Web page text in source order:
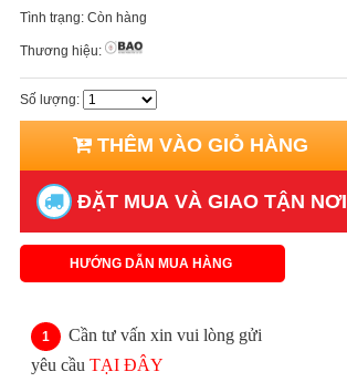
Tình trạng: Còn hàng
Thương hiệu:
Số lượng:
THÊM VÀO GIỎ HÀNG
ĐẶT MUA VÀ GIAO TẬN NƠI
HƯỚNG DẪN MUA HÀNG
Cần tư vấn xin vui lòng gửi
yêu cầu TẠI ĐÂY